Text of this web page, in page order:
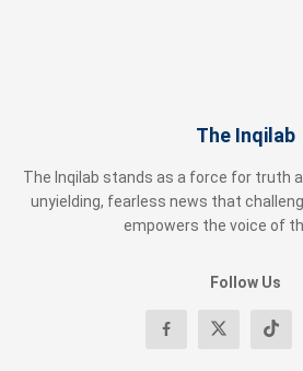
The Inqilab
The Inqilab stands as a force for truth
unyielding, fearless news that
empowers the voice of
Follow Us